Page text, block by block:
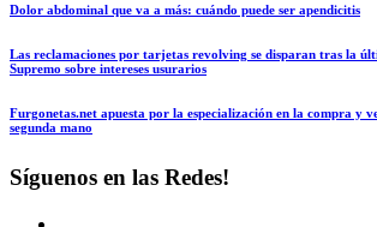
Dolor abdominal que va a más: cuándo puede ser apendicitis
Las reclamaciones por tarjetas revolving se disparan tras la
Supremo sobre intereses usurarios
Furgonetas.net apuesta por la especialización en la compra y
segunda mano
Síguenos en las Redes!